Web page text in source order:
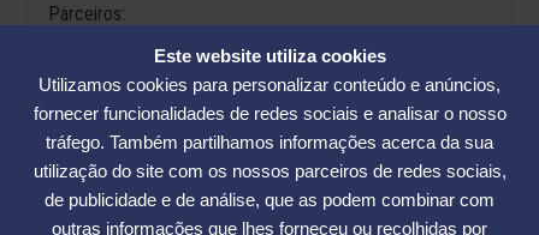
Este website utiliza cookies
Utilizamos cookies para personalizar conteúdo e anúncios,
fornecer funcionalidades de redes sociais e analisar o nosso
tráfego. Também partilhamos informações acerca da sua
utilização do site com os nossos parceiros de redes sociais,
de publicidade e de análise, que as podem combinar com
outras informações que lhes forneceu ou recolhidas por
Parceiros:
Avenida César Seara, 560 - Florianópolis | Telefones: (48) 3234-2986
- (48) 3234-2089 - (48) 3233-5370. | E-mail:elase@elase.com.br
Sede de Praia: Rua Elke Hering, 70, Barra da Lagoa - Florianópolis |